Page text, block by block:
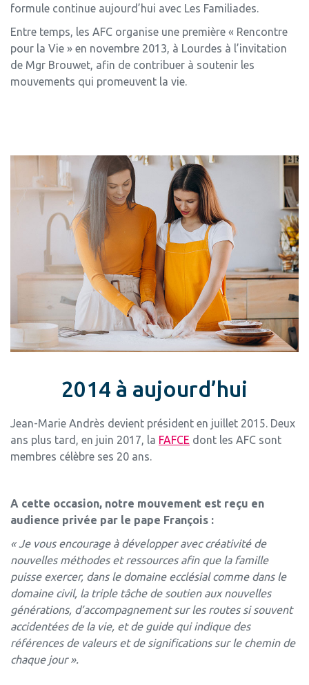
formule continue aujourd’hui avec Les Familiades.
Entre temps, les AFC organise une première « Rencontre
pour la Vie » en novembre 2013, à Lourdes à l’invitation
de Mgr Brouwet, afin de contribuer à soutenir les
mouvements qui promeuvent la vie.
2014 à aujourd’hui
Jean-Marie Andrès devient président en juillet 2015. Deux
ans plus tard, en juin 2017, la FAFCE dont les AFC sont
membres célèbre ses 20 ans.
A cette occasion, notre mouvement est reçu en
audience privée par le pape François :
« Je vous encourage à développer avec créativité de
nouvelles méthodes et ressources afin que la famille
puisse exercer, dans le domaine ecclésial comme dans le
domaine civil, la triple tâche de soutien aux nouvelles
générations, d’accompagnement sur les routes si souvent
accidentées de la vie, et de guide qui indique des
références de valeurs et de significations sur le chemin de
chaque jour ».